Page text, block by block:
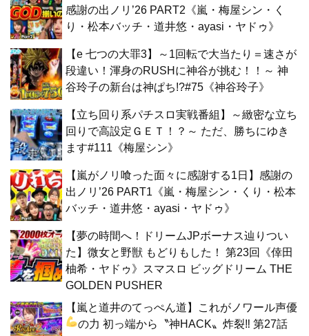
感謝の出ノリ’26 PART2《嵐・梅屋シン・く
り・松本バッチ・道井悠・ayasi・ヤドゥ》
【e 七つの大罪3】～1回転で大当たり＝速さが
段違い！渾身のRUSHに神谷が挑む！！～ 神
谷玲子の新台は神ぱち!?#75《神谷玲子》
【立ち回り系パチスロ実戦番組】～緻密な立ち
回りで高設定ＧＥＴ！？～ ただ、勝ちにゆき
ます#111《梅屋シン》
【嵐がノリ喰った面々に感謝する1日】感謝の
出ノリ’26 PART1《嵐・梅屋シン・くり・松本
バッチ・道井悠・ayasi・ヤドゥ》
【夢の時間へ！ドリームJPボーナス辿りつい
た】微女と野獣 もどりもした！ 第23回《倖田
柚希・ヤドゥ》スマスロ ビッグドリーム THE
GOLDEN PUSHER
【嵐と道井のてっぺん道】これがノワール声優
の力 初っ端から〝神HACK〟炸裂‼ 第27話